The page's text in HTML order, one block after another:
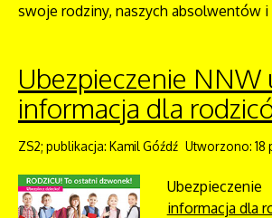
swoje rodziny, naszych absolwentów i
Ubezpieczenie NNW
informacja dla
ZS2; publikacja: Kamil Góźdź Utworzono: 18
informacja dla